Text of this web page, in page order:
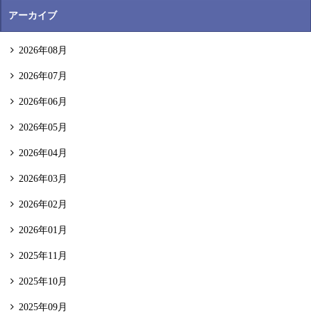
アーカイブ
2026年08月
2026年07月
2026年06月
2026年05月
2026年04月
2026年03月
2026年02月
2026年01月
2025年11月
2025年10月
2025年09月